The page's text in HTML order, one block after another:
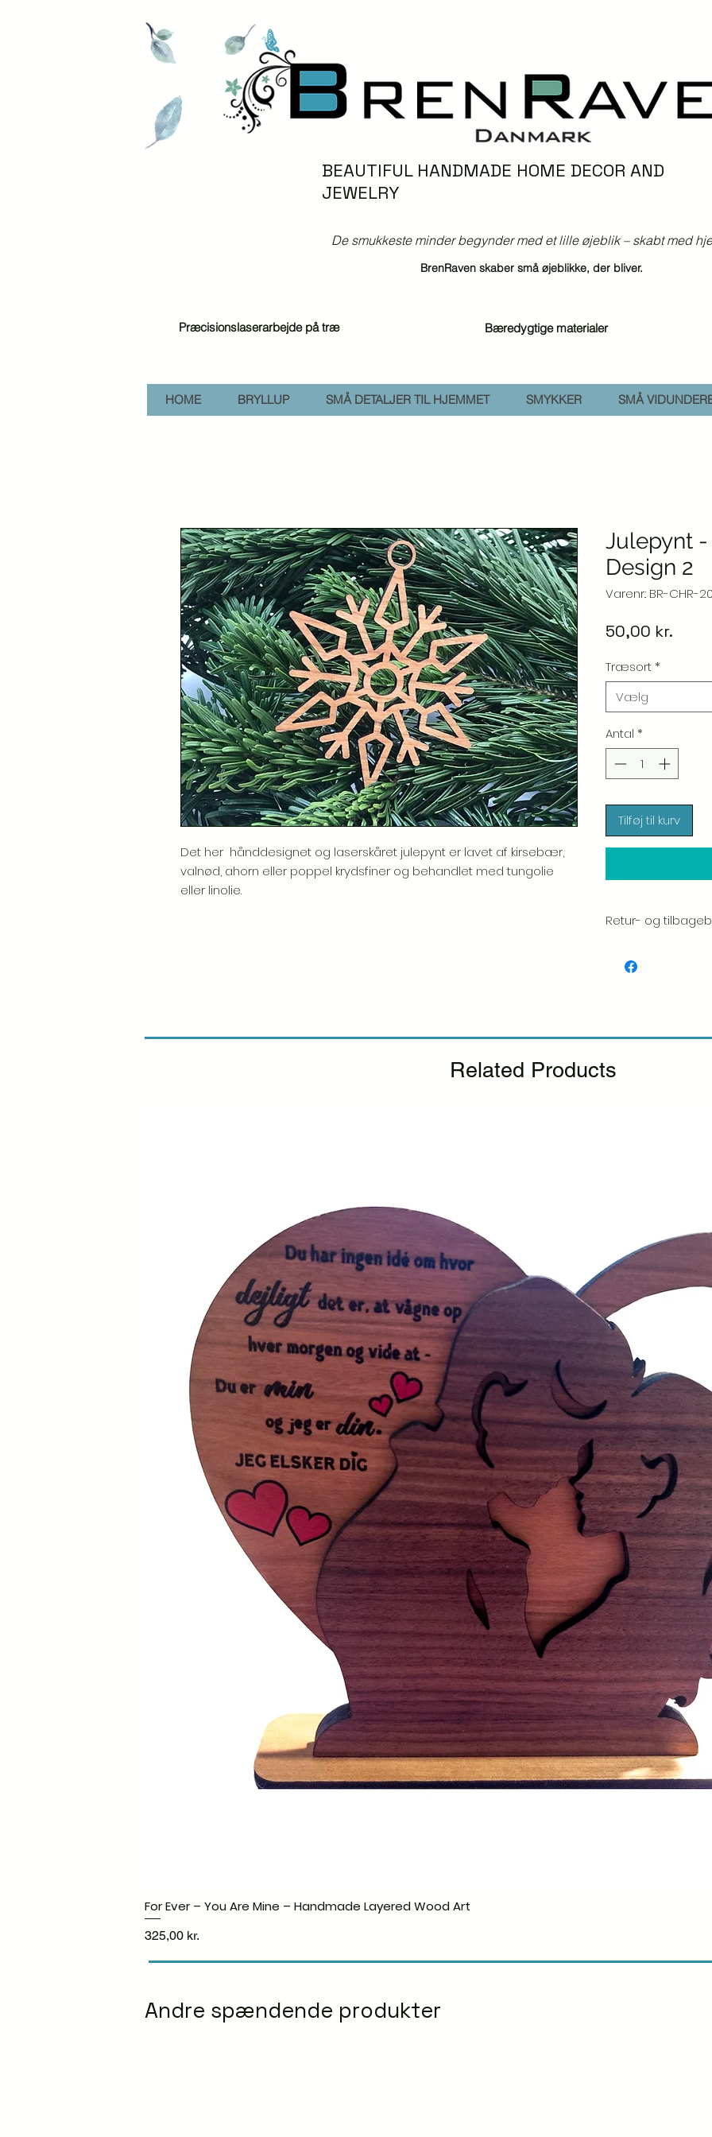
BEAUTIFUL HANDMADE HOME DECOR AND
JEWELRY
De smukkeste minder begynder med et lille øjeblik – skabt med
BrenRaven skaber små øjeblikke, der bliver.
Præcisionslaserarbejde på træ Bæredygtige materialer
HOME BRYLLUP SMÅ DETALJER TIL HJEMMET SMYKKER SMÅ
Det her hånddesignet og laserskåret julepynt er lavet af kirsebær,
valnød, ahorn eller poppel krydsfiner og behandlet med tungolie
eller linolie.
Julepynt
Design 2
Varenr.: BR-CHR-
50,00 kr.
Træsort*
Vælg
Antal *
Tilføj til kurv
Retur- og
hver vare. Din
inkludere et billede,
Related Products
For Ever – You Are Mine – Handmade Layered Wood Art
Pris
325,00 kr.
Andre spændende produkter